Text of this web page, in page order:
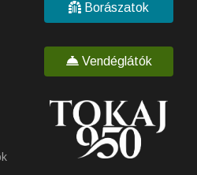
Borászatok
Vendéglátók